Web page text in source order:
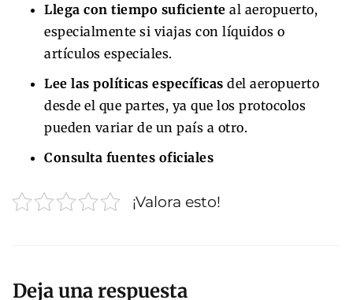
Llega con tiempo suficiente al aeropuerto,
especialmente si viajas con líquidos o
artículos especiales.
Lee las políticas específicas del aeropuerto
desde el que partes, ya que los protocolos
pueden variar de un país a otro.
Consulta fuentes oficiales
¡Valora esto!
Deja una respuesta